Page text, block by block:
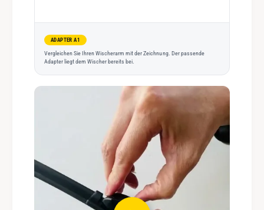
ADAPTER A1
Vergleichen Sie Ihren Wischerarm mit der Zeichnung. Der passende
Adapter liegt dem Wischer bereits bei.